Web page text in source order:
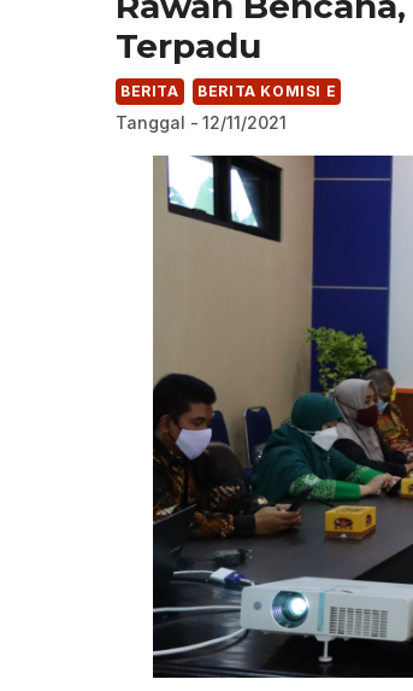
Terpadu
BERITA BERITA KOMISI E
Tanggal - 12/11/2021